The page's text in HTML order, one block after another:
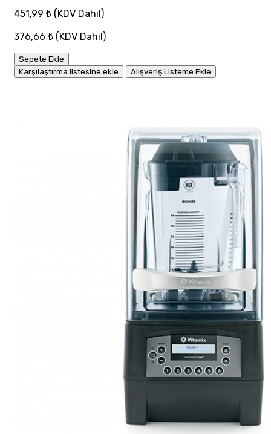
451,99 ₺ (KDV Dahil)
376,66 ₺ (KDV Dahil)
Sepete Ekle
Karşılaştırma listesine ekle
Alışveriş Listeme Ekle